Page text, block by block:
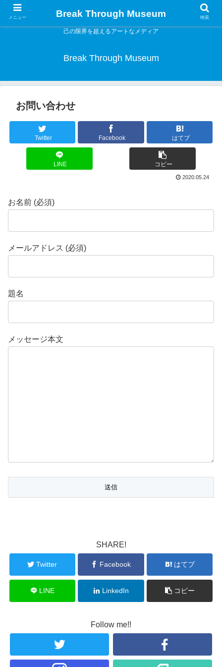
己の限界を超えるアートなメディア
Break Through Museum
お問い合わせ
Twitter Facebook はてブ
LINE コピー
2020.05.24
お名前 (必須)
メールアドレス (必須)
題名
メッセージ本文
SHARE!
Twitter Facebook はてブ
LINE LinkedIn コピー
Follow me!!
メニュー Break Through Museum 検索